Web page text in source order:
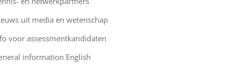
uit media en wetenschap
voor assessmentkandidaten
information English